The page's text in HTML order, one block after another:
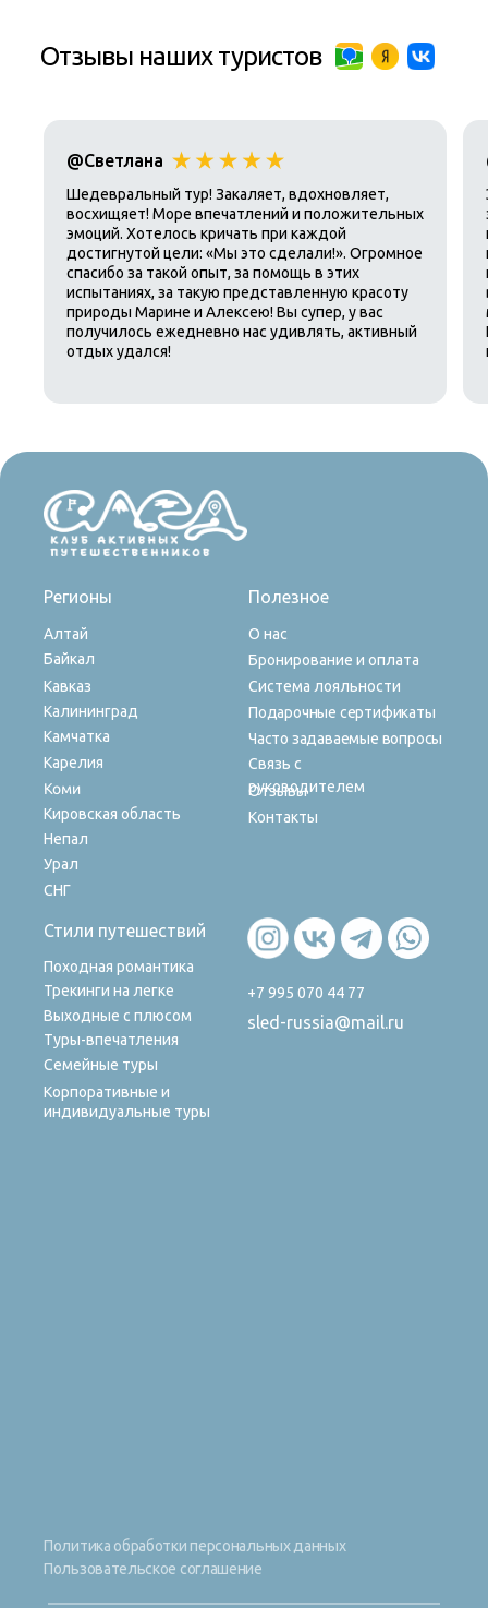
Отзывы наших туристов
@Светлана
Шедевральный тур! Закаляет, вдохновляет,
восхищяет! Море впечатлений и положительных
эмоций. Хотелось кричать при каждой
достигнутой цели: «Мы это сделали!». Огромное
спасибо за такой опыт, за помощь в этих
испытаниях, за такую представленную красоту
природы Марине и Алексею! Вы супер, у вас
получилось ежедневно нас удивлять, активный
отдых удался!
Регионы
Стили путешествий
О нас
Отзывы
Контакты
Пользовательское соглашение
Политика обработки персональных данных
Алтай
Байкал
Кавказ
Калининград
Камчатка
Карелия
Коми
Кировская область
Непал
Урал
СНГ
Корпоративные и
индивидуальные туры
Семейные туры
Туры-впечатления
Выходные с плюсом
Трекинги на легке
Походная романтика
Бронирование и оплата
Система лояльности
Подарочные сертификаты
Часто задаваемые вопросы
Связь с
руководителем
Полезное
+7 995 070 44 77
sled-russia@mail.ru